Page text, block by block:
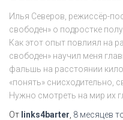
Илья Северов, режиссёр-
свободен» о подростке
Как этот опыт повлиял на
свободен» научил меня
фальшь на расстоянии
«понять» снисходительно,
Нужно смотреть на мир их
От links4barter 8 месяцев